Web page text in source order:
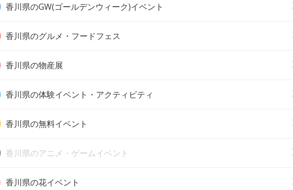
香川県のGW(ゴールデンウィーク)イベント
香川県のグルメ・フードフェス
香川県の物産展
香川県の体験イベント・アクティビティ
香川県の無料イベント
香川県のアニメ・ゲームイベント
香川県の花イベント